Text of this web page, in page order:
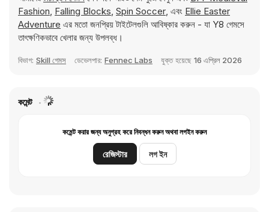
Fashion, Falling Blocks, Spin Soccer, এবং Ellie Easter
Adventure এর মতো জনপ্রিয় টাইটেলগুলি আবিষ্কার করুন - যা Y8 গেমসে
তাৎক্ষণিকভাবে খেলার জন্য উপলব্ধ।
বিভাগ: Skill গেমস ডেভেলপার: Fennec Labs যুক্ত হয়েছে 16 এপ্রিল 2026
কমেন্ট
কমেন্ট করার জন্য অনুগ্রহ করে নিবন্ধন করুন অথবা লগইন করুন
রেজিস্টার লগ ইন